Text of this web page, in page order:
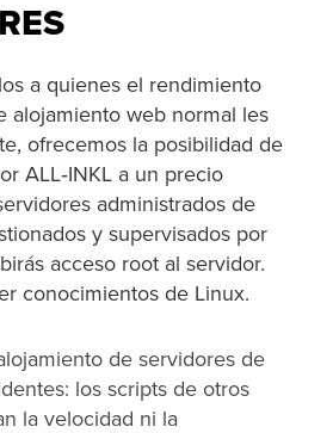
a quienes el rendimiento
alojamiento web normal les
ofrecemos la posibilidad de
ALL‑INKL a un precio
administrados de
y supervisados por
acceso root al servidor.
conocimientos de Linux.
de servidores de
los scripts de otros
la velocidad ni la